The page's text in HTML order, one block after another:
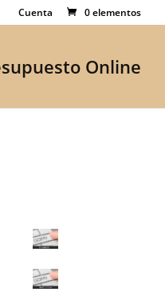
Cuenta 0 elementos
Online